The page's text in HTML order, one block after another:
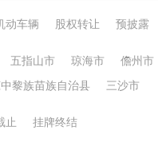
动车辆 股权转让 预披露
五指山市 琼海市 儋州市
黎族苗族自治县 三沙市
止 挂牌终结